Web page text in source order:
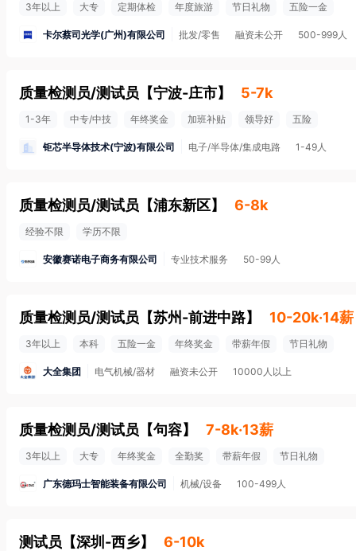
3年以上 大专 定期体检 年度旅游 节日礼物 五险一金
卡尔蔡司光学(广州)有限公司 批发/零售 融资未公开 500-999人
质量检测员/测试员 【宁波-庄市】 5-7k
1-3年 中专/中技 年终奖金 加班补贴 领导好 五险
钜芯半导体技术(宁波)有限公司 电子/半导体/集成电路 1-49人
质量检测员/测试员 【浦东新区】 6-8k
经验不限 学历不限
安徽赛诺电子商务有限公司 专业技术服务 50-99人
质量检测员/测试员 【苏州-前进中路】 10-20k·14薪
3年以上 本科 五险一金 年终奖金 带薪年假 节日礼物
大全集团 电气机械/器材 融资未公开 10000人以上
质量检测员/测试员 【句容】 7-8k·13薪
3年以上 大专 年终奖金 全勤奖 带薪年假 节日礼物
广东德玛士智能装备有限公司 机械/设备 100-499人
测试员 【深圳-西乡】 6-10k